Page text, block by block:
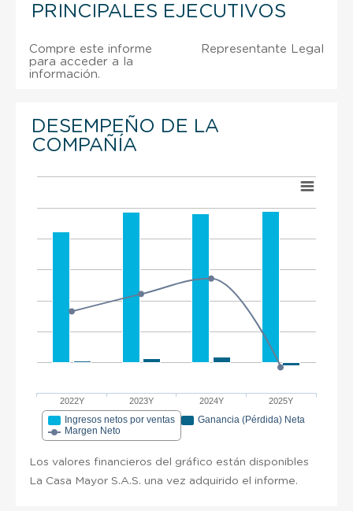
PRINCIPALES EJECUTIVOS
Compre este informe
para acceder a la
información.
Representante Legal
DESEMPEÑO DE LA
COMPAÑÍA
2022Y 2023Y 2024Y 2025Y
Ingresos netos por ventas
Ganancia (Pérdida) Neta
Margen Neto
Los valores financieros del gráfico están disponibles
La Casa Mayor S.A.S. una vez adquirido el informe.